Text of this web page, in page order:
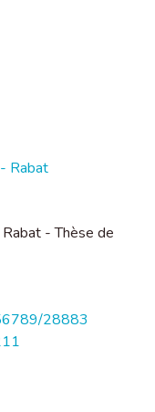
Rabat
- Thèse de
28883